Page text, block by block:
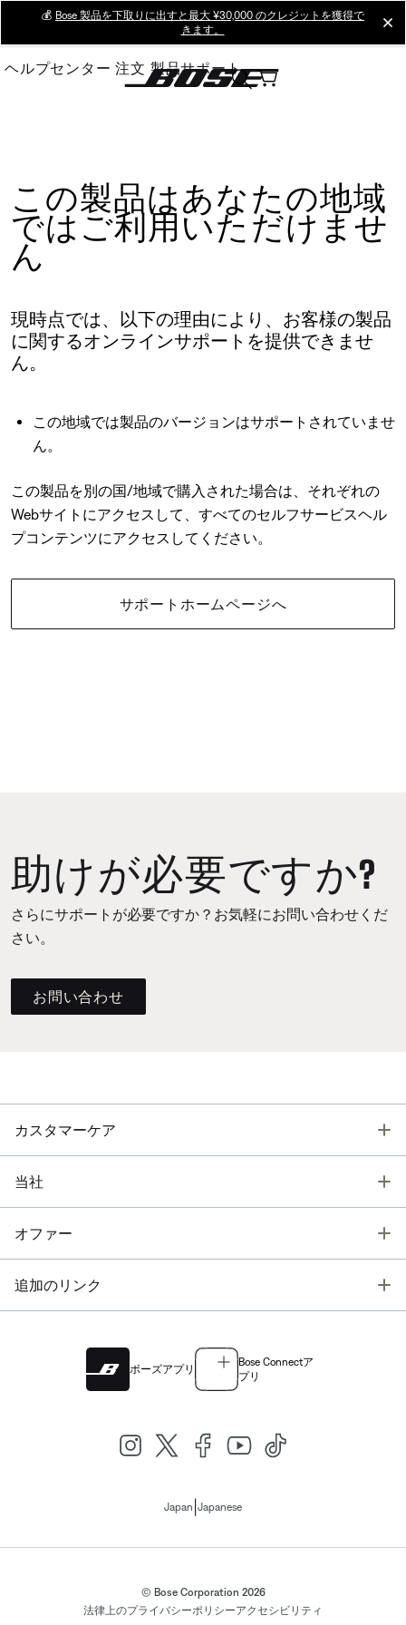
Main
💰 Bose 製品を下取りに出すと最大 ¥30,000 のクレジットを獲得で
きます。
ヘルプセンター 注文 製品サポート
この製品はあなたの地域
ではご利用いただけませ
ん
現時点では、以下の理由により、お客様の製品
に関するオンラインサポートを提供できませ
ん。
この地域では製品のバージョンはサポートされていませ
ん。
この製品を別の国/地域で購入された場合は、それぞれの
Webサイトにアクセスして、すべてのセルフサービスヘル
プコンテンツにアクセスしてください。
サポートホームページへ
助けが必要ですか?
さらにサポートが必要ですか？お気軽にお問い合わせくだ
さい。
お問い合わせ
カスタマーケア
当社
オファー
追加のリンク
ボーズアプリ
Bose Connectア
プリ
Japan Japanese
© Bose Corporation 2026
法律上のプライバシーポリシーアクセシビリティ